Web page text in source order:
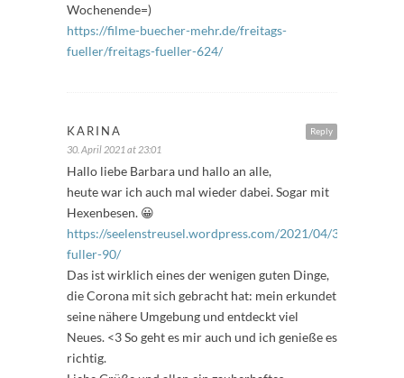
Wochenende=)
https://filme-buecher-mehr.de/freitags-
fueller/freitags-fueller-624/
Reply
KARINA
30. April 2021 at 23:01
Hallo liebe Barbara und hallo an alle,
heute war ich auch mal wieder dabei. Sogar mit
Hexenbesen. 😀
https://seelenstreusel.wordpress.com/2021/04/30/freitags-
fuller-90/
Das ist wirklich eines der wenigen guten Dinge,
die Corona mit sich gebracht hat: mein erkundet
seine nähere Umgebung und entdeckt viel
Neues. <3 So geht es mir auch und ich genieße es
richtig.